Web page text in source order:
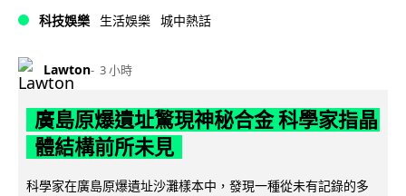
科技娛樂 生活娛樂 城中熱話
Lawton 3 小時
廣島原爆遺址驚現神秘合金 科學家指晶
體結構前所未見
科學家在廣島原爆遺址沙灘樣本中，發現一種從未有記錄的多